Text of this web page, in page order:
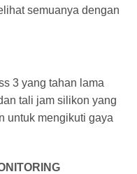
semuanya dengan
3 yang tahan lama
tali jam silikon yang
untuk mengikuti gaya